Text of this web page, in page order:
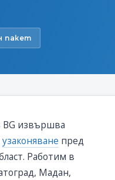
пакет
BG извършва
узаконяване пред
Работим в
Мадан,